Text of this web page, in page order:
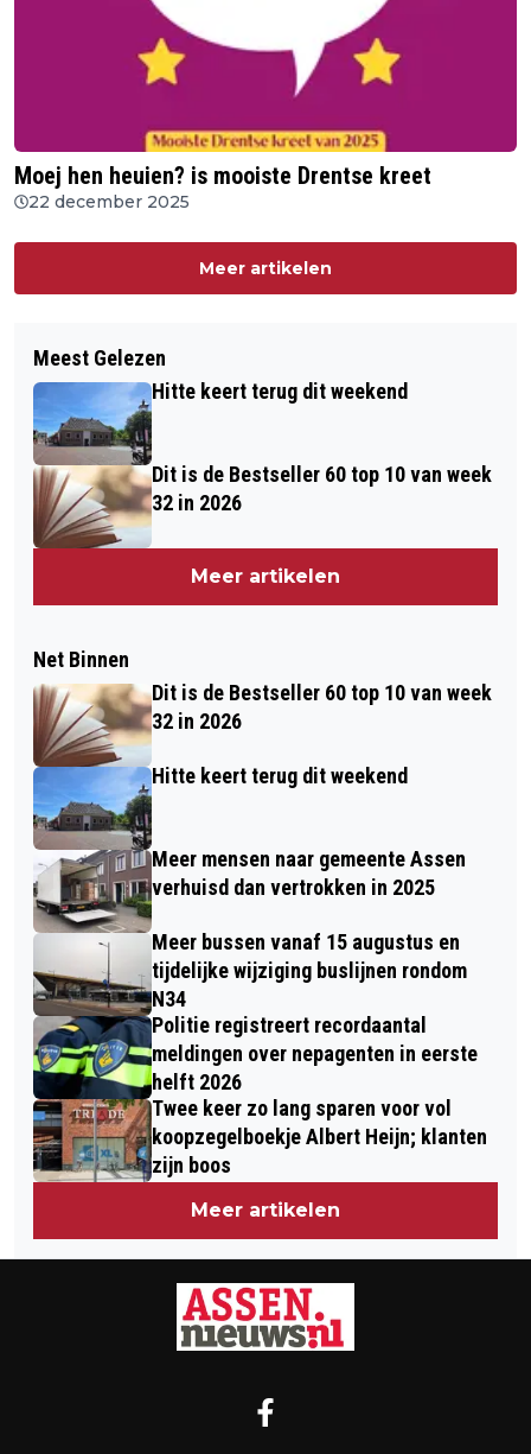
Moej hen heuien? is mooiste Drentse kreet
22 december 2025
Meer artikelen
Meest Gelezen
Hitte keert terug dit weekend
Dit is de Bestseller 60 top 10 van week
32 in 2026
Meer artikelen
Net Binnen
Dit is de Bestseller 60 top 10 van week
32 in 2026
Hitte keert terug dit weekend
Meer mensen naar gemeente Assen
verhuisd dan vertrokken in 2025
Meer bussen vanaf 15 augustus en
tijdelijke wijziging buslijnen rondom
N34
Politie registreert recordaantal
meldingen over nepagenten in eerste
helft 2026
Twee keer zo lang sparen voor vol
koopzegelboekje Albert Heijn; klanten
zijn boos
Meer artikelen